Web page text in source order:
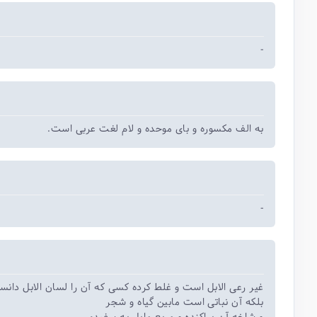
-
به الف مکسوره و بای موحده و لام لغت عربی است.
-
غیر رعی الابل است و غلط کرده کسی که آن را لسان الابل
بلکه آن نباتی است مابین گیاه و شجر